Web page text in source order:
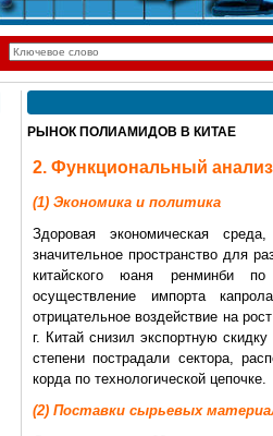
РЫНОК ПОЛИАМИДОВ В КИТАЕ
2. Функциональный анализ
(1) Экономика и политика
Здоровая экономическая
значительное пространство для
китайского юаня ренминби
осуществление импорта
отрицательное воздействие на
г. Китай снизил экспортную
степени пострадали сектора,
корда по технологической цепочке.
(2) Поставки сырьевых